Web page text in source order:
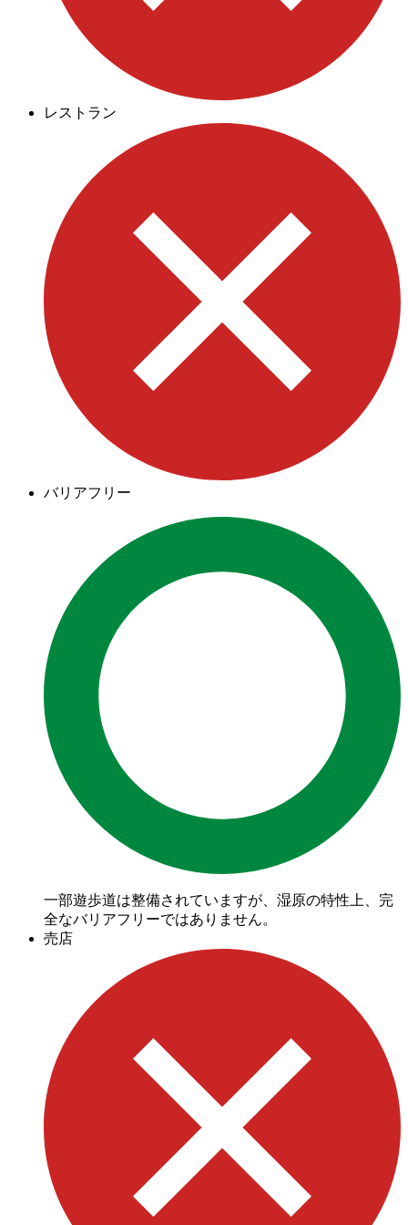
レストラン
バリアフリー
一部遊歩道は整備されていますが、湿原の特性上、完
全なバリアフリーではありません。
売店